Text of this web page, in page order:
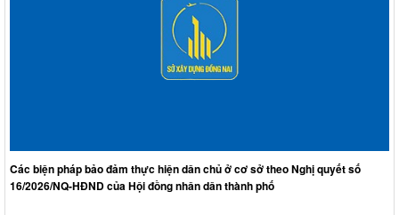
Các biện pháp bảo đảm thực hiện dân chủ ở cơ sở theo Nghị quyết số
16/2026/NQ-HĐND của Hội đồng nhân dân thành phố